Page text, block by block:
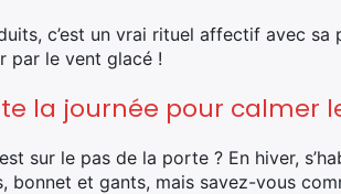
c’est un vrai rituel affectif avec sa
par le vent glacé !
la journée pour calmer
sur le pas de la porte ? En hiver,
bonnet et gants, mais savez-vous